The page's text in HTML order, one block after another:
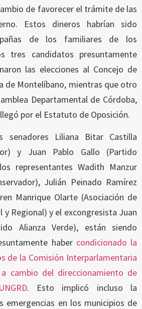
de favorecer el trámite de las
Estos dineros habrían sido
de los familiares de los
tres candidatos presuntamente
las elecciones al Concejo de
de Montelíbano, mientras que otro
Departamental de Córdoba,
por el Estatuto de Oposición.
Liliana Bitar Castilla
y Juan Pablo Gallo (Partido
representantes Wadith Manzur
Julián Peinado Ramírez
Manrique Olarte (Asociación de
Regional) y el excongresista Juan
Alianza Verde), están siendo
haber condicionado la
de la Comisión Interparlamentaria
cambio del direccionamiento de
. Esto implicó incluso la
emergencias en los municipios de